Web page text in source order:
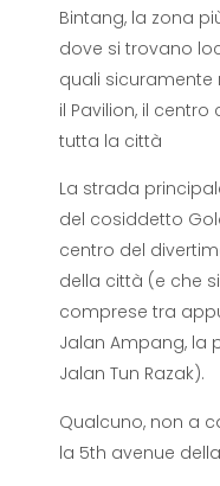
Bintang, la zona
dove si trovano
quali sicuramente
il Pavilion, il
tutta la città
La strada
del cosiddetto
centro del
della città (e che
comprese tra
Jalan Ampang, la
Jalan Tun Razak).
Qualcuno, non a
la 5th avenue